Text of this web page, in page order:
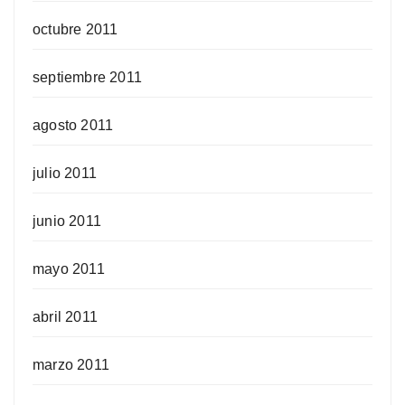
octubre 2011
septiembre 2011
agosto 2011
julio 2011
junio 2011
mayo 2011
abril 2011
marzo 2011